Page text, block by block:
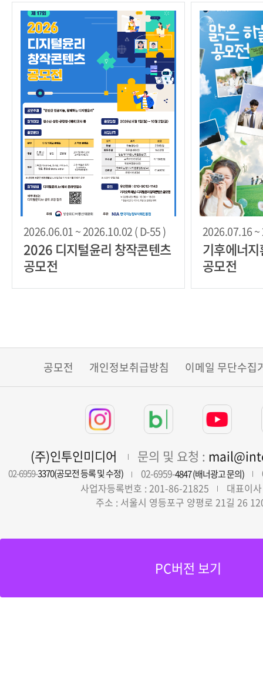
2026.06.01 ~ 2026.10.02 ( D-55 )
2026 디지털윤리 창작콘텐츠
공모전
2026.07.16 ~
기후에너
공모전
공모전 개인정보취급방침 이메일 무단수집
(주)인투인미디어 문의 및 요청 :
02-6959-3370(공모전 등록 및 수정) 02-6959-4847 (배너광고 문의)
사업자등록번호 : 201-86-21825
대표이
주소 : 서울시 영등포구 양평로 21길 26
PC버전 보기